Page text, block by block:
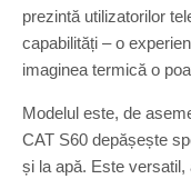
prezintă utilizatorilor
capabilități – o
imaginea termică o
Modelul este, de
CAT S60 depășește
și la apă. Este